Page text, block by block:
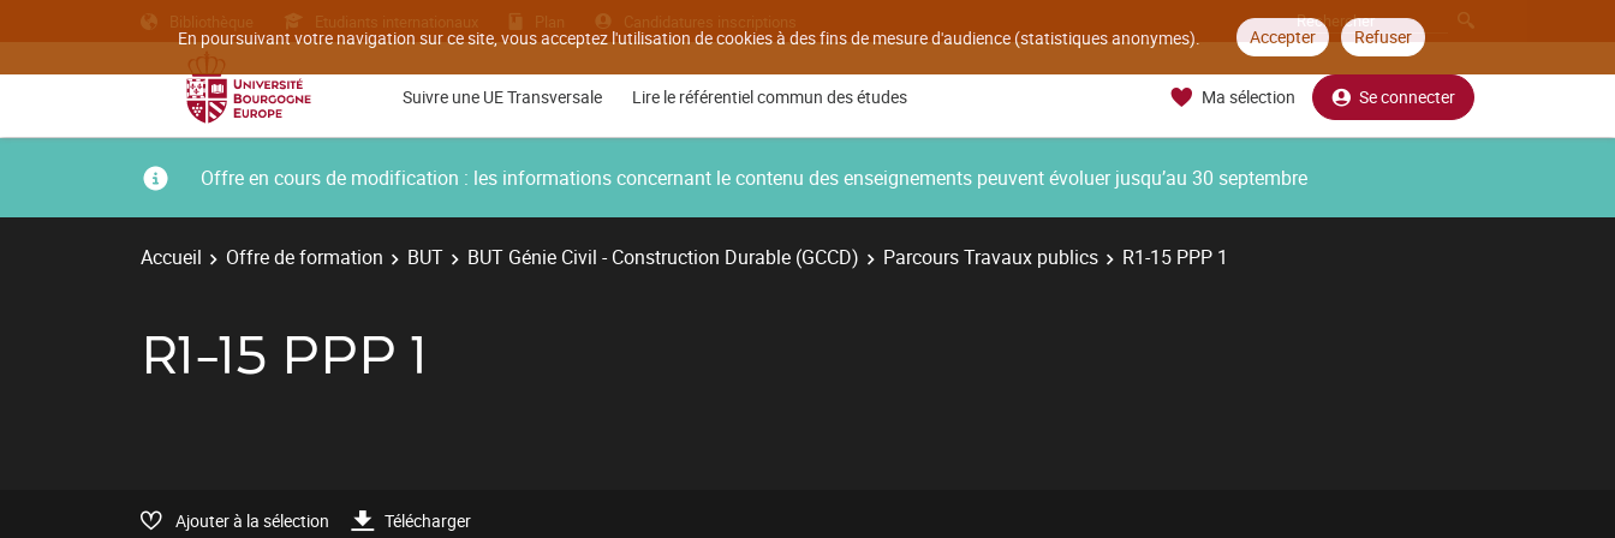
En poursuivant votre navigation sur ce site, vous acceptez l'utilisation de cookies à des fins de mesure d'audience (statistiques anonymes). Accepter Refuser
Bibliothèque Etudiants internationaux Plan Candidatures inscriptions
Suivre une UE Transversale Lire le référentiel commun des études Ma sélection Se connecter
Offre en cours de modification : les informations concernant le contenu des enseignements peuvent évoluer jusqu’au 30 septembre
Accueil Offre de formation BUT BUT Génie Civil - Construction Durable (GCCD) Parcours Travaux publics R1-15 PPP 1
R1-15 PPP 1
Ajouter à la sélection Télécharger